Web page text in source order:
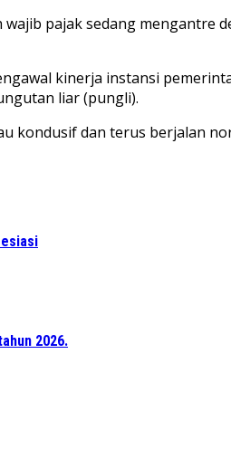
pajak sedang mengantre
kinerja instansi
liar (pungli).
kondusif dan terus berjalan
2026.